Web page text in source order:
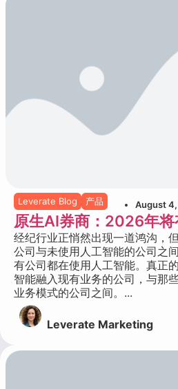
Leverate Blog 产品 August
原生AI券商：2026年将
经纪行业正悄然出现一道鸿沟，
公司与未使用人工智能的公司之
有公司都在使用人工智能。真正
智能融入现有业务的公司，与那
业务模式的公司之间。...
Leverate Marketing